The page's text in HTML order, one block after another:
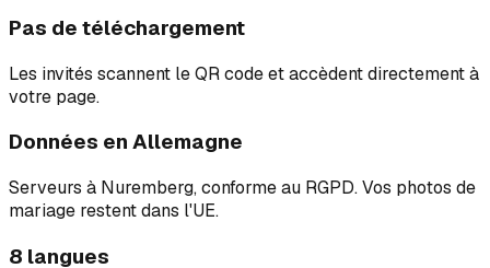
Pas de téléchargement
Les invités scannent le QR code et accèdent directement à
votre page.
Données en Allemagne
Serveurs à Nuremberg, conforme au RGPD. Vos photos de
mariage restent dans l'UE.
8 langues